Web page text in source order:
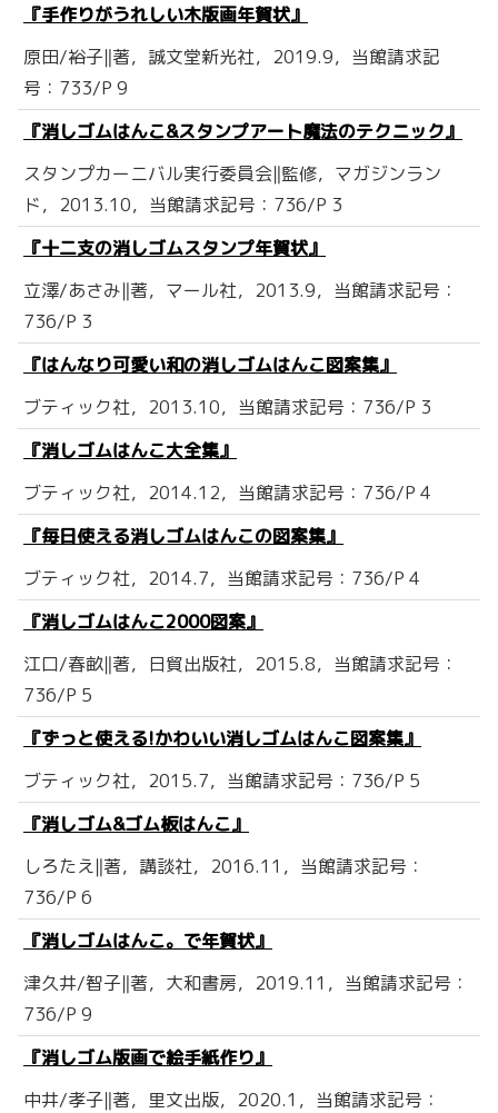
『手作りがうれしい木版画年賀状』
原田/裕子‖著，誠文堂新光社，2019.9，当館請求記
号：733/P 9
『消しゴムはんこ&スタンプアート魔法のテクニック』
スタンプカーニバル実行委員会‖監修，マガジンラン
ド，2013.10，当館請求記号：736/P 3
『十二支の消しゴムスタンプ年賀状』
立澤/あさみ‖著，マール社，2013.9，当館請求記号：
736/P 3
『はんなり可愛い和の消しゴムはんこ図案集』
ブティック社，2013.10，当館請求記号：736/P 3
『消しゴムはんこ大全集』
ブティック社，2014.12，当館請求記号：736/P 4
『毎日使える消しゴムはんこの図案集』
ブティック社，2014.7，当館請求記号：736/P 4
『消しゴムはんこ2000図案』
江口/春畝‖著，日貿出版社，2015.8，当館請求記号：
736/P 5
『ずっと使える!かわいい消しゴムはんこ図案集』
ブティック社，2015.7，当館請求記号：736/P 5
『消しゴム&ゴム板はんこ』
しろたえ‖著，講談社，2016.11，当館請求記号：
736/P 6
『消しゴムはんこ。で年賀状』
津久井/智子‖著，大和書房，2019.11，当館請求記号：
736/P 9
『消しゴム版画で絵手紙作り』
中井/孝子‖著，里文出版，2020.1，当館請求記号：